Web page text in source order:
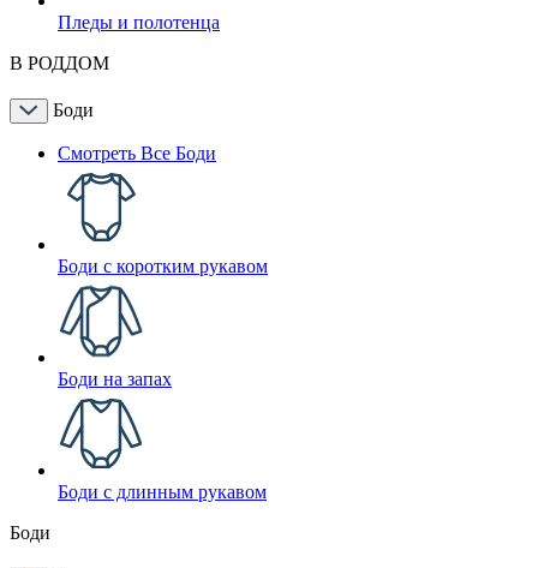
Пледы и полотенца
В РОДДОМ
Боди
Смотреть Все Боди
Боди с коротким рукавом
Боди на запах
Боди с длинным рукавом
Боди